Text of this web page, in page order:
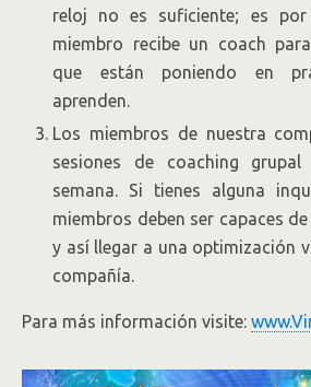
reloj no es suficiente; es
miembro recibe un coach
que están poniendo en
aprenden.
Los miembros de nuestra
sesiones de coaching
semana. Si tienes alguna
miembros deben ser capaces
y así llegar a una optimización
compañía.
Para más información visite: